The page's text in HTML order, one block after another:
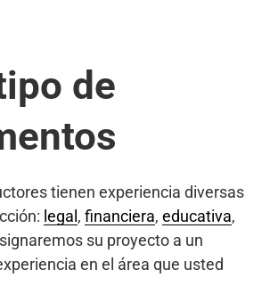
de
tienen experiencia diversas
legal , financiera, educativa,
su proyecto a un
en el área que usted